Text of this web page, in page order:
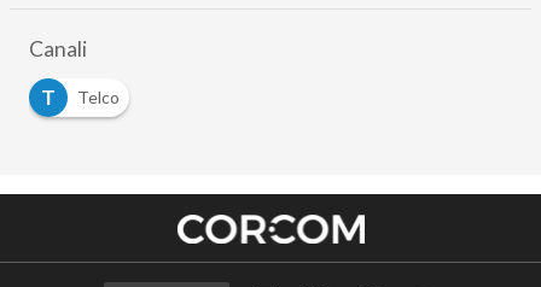
Canali
T
Telco